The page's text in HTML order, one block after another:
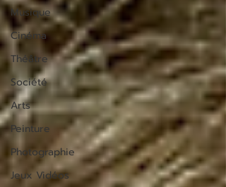
Musique
Cinéma
Théâtre
Société
Arts
Peinture
Photographie
Jeux Vidéos